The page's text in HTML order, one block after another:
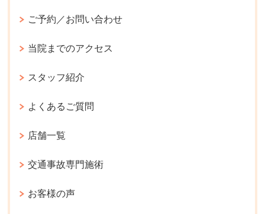
ご予約／お問い合わせ
当院までのアクセス
スタッフ紹介
よくあるご質問
店舗一覧
交通事故専門施術
お客様の声